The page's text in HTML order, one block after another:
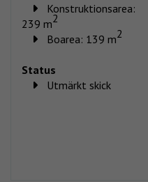
Konstruktionsarea:
239 m2
Boarea: 139 m2
Status
Utmärkt skick